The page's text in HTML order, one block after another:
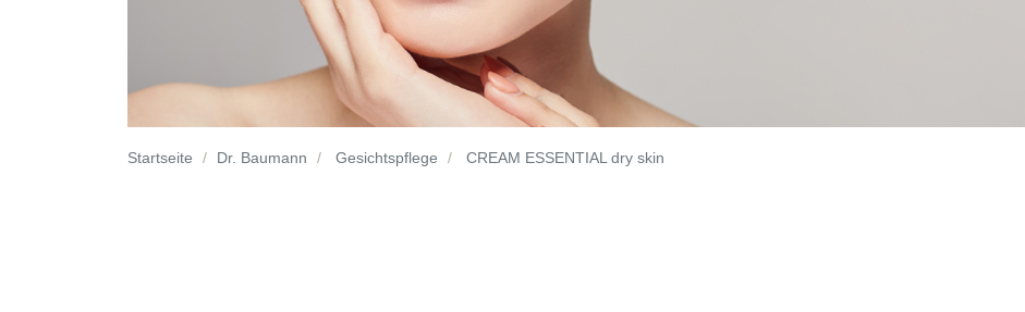
Startseite Dr. Baumann Gesichtspflege CREAM ESSENTIAL dry skin